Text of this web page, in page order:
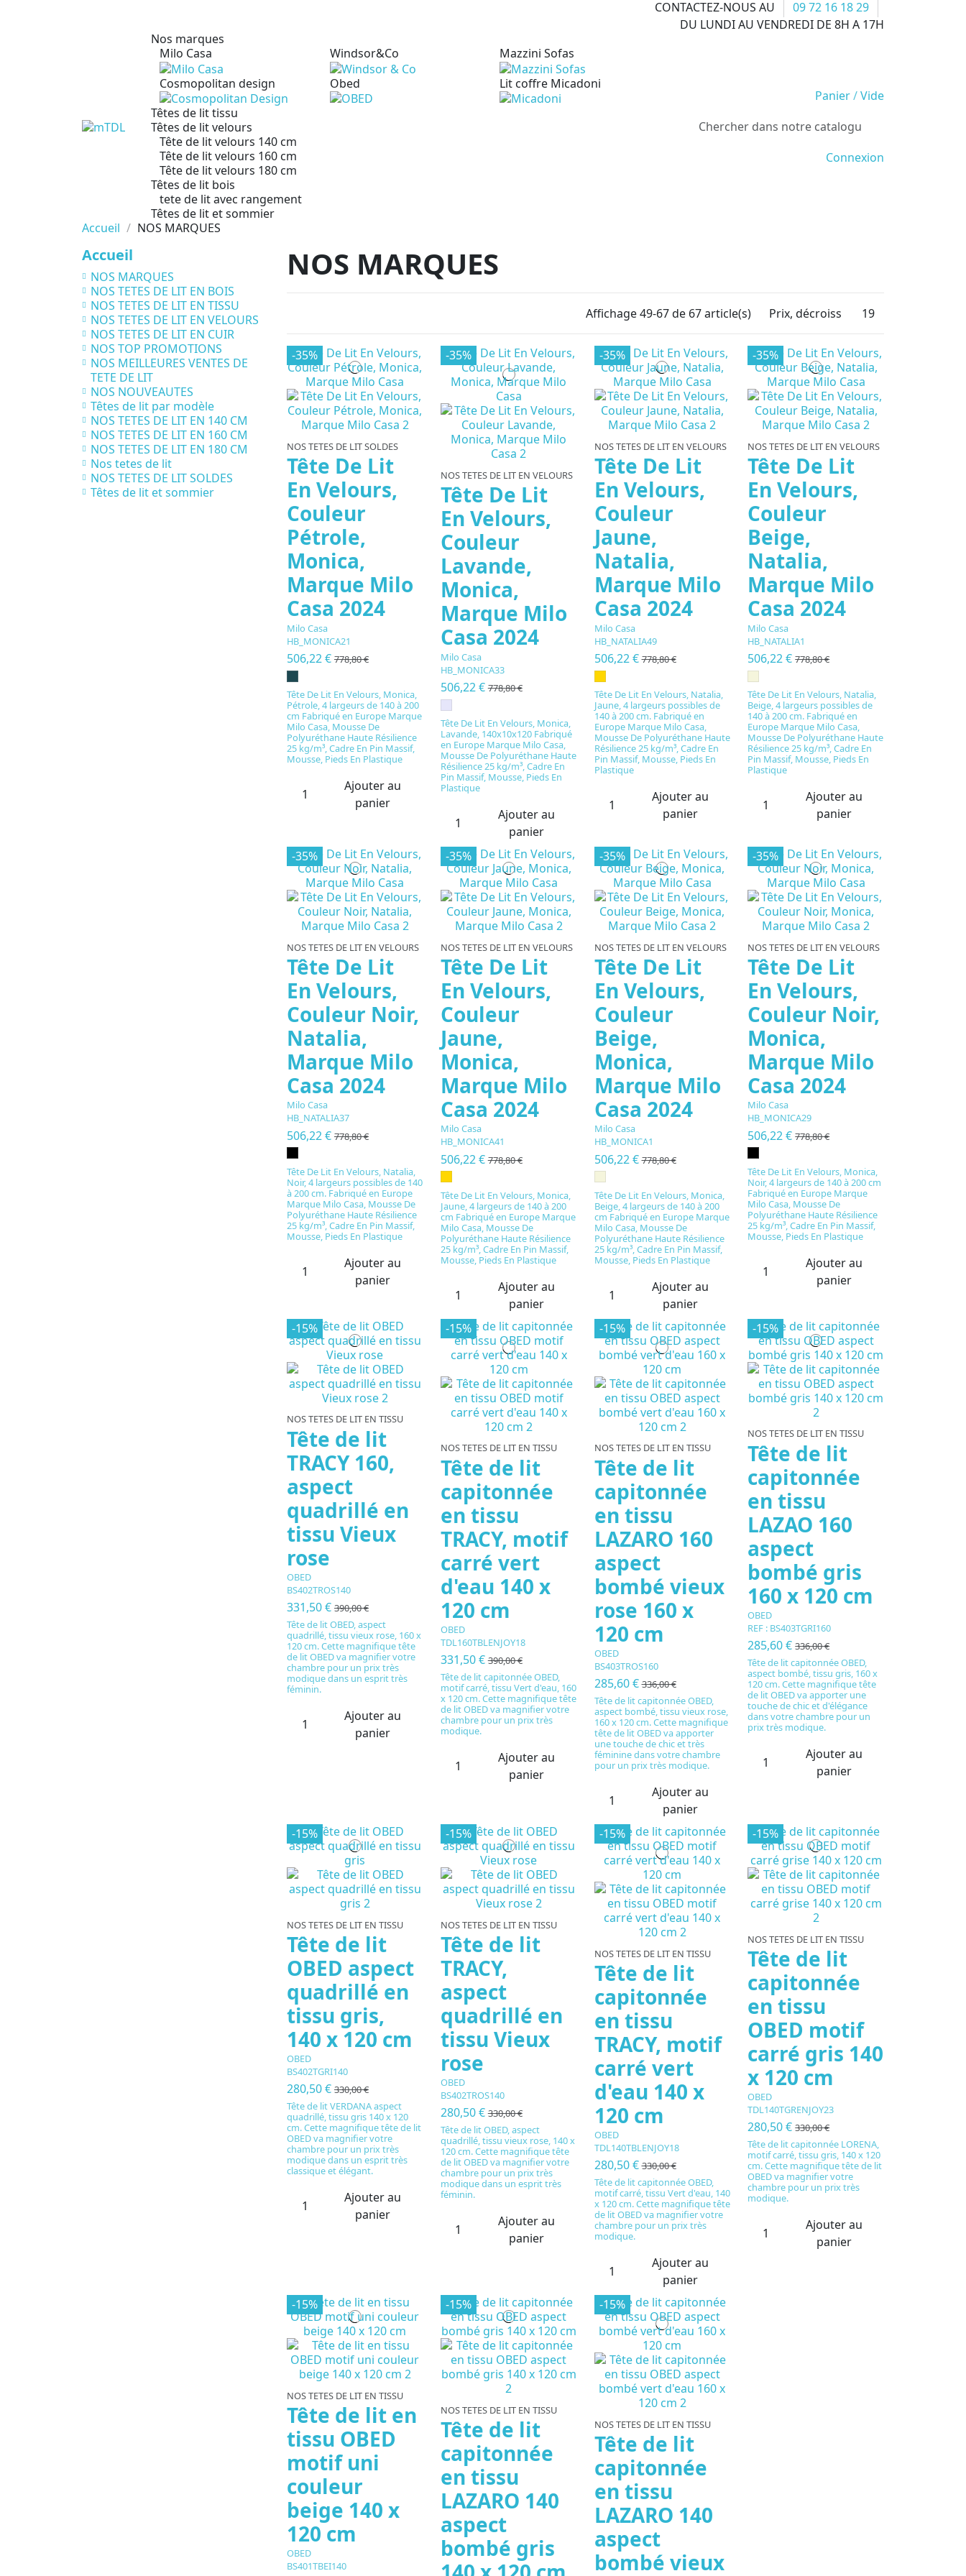
CONTACTEZ-NOUS AU
09 72 16 18 29
DU LUNDI AU VENDREDI DE 8H A 17H
Nos marques
Milo Casa
Windsor&Co
Mazzini Sofas
Cosmopolitan design
Obed
Lit coffre Micadoni
Têtes de lit tissu
Têtes de lit velours
Tête de lit velours 140 cm
Tête de lit velours 160 cm
Tête de lit velours 180 cm
Têtes de lit bois
tete de lit avec rangement
Têtes de lit et sommier
Panier/Vide
Connexion
Accueil NOS MARQUES
NOS MARQUES
Affichage 49-67 de 67 article(s) Prix, décroissant 19
-35%
NOS TETES DE LIT SOLDES
Tête De Lit
En Velours,
Couleur
Pétrole,
Monica,
Marque Milo
Casa 2024
Milo Casa
HB_MONICA21
506,22 € 778,80 €
Tête De Lit En Velours, Monica,
Pétrole, 4 largeurs de 140 à 200
cm Fabriqué en Europe Marque
Milo Casa, Mousse De
Polyuréthane Haute Résilience
25 kg/m³, Cadre En Pin Massif,
Mousse, Pieds En Plastique
Ajouter au
panier
-35%
NOS TETES DE LIT EN VELOURS
Tête De Lit
En Velours,
Couleur
Lavande,
Monica,
Marque Milo
Casa 2024
Milo Casa
HB_MONICA33
506,22 €778,80 €
Tête De Lit En Velours, Monica,
Lavande, 140x10x120 Fabriqué
en Europe Marque Milo Casa,
Mousse De Polyuréthane Haute
Résilience 25 kg/m³, Cadre En
Pin Massif, Mousse, Pieds En
Plastique
Ajouter au
panier
-35%
NOS TETES DE LIT EN VELOURS
Tête De Lit
En Velours,
Couleur
Jaune,
Natalia,
Marque Milo
Casa 2024
Milo Casa
HB_NATALIA49
506,22 €778,80 €
Tête De Lit En Velours, Natalia,
Jaune, 4 largeurs possibles de
140 à 200 cm. Fabriqué en
Europe Marque Milo Casa,
Mousse De Polyuréthane Haute
Résilience 25 kg/m³, Cadre En
Pin Massif, Mousse, Pieds En
Plastique
Ajouter au
panier
-35%
NOS TETES DE LIT EN VELOURS
Tête De Lit
En Velours,
Couleur
Beige,
Natalia,
Marque Milo
Casa 2024
Milo Casa
HB_NATALIA1
506,22 €778,80 €
Tête De Lit En Velours, Natalia,
Beige, 4 largeurs possibles de
140 à 200 cm. Fabriqué en
Europe Marque Milo Casa,
Mousse De Polyuréthane Haute
Résilience 25 kg/m³, Cadre En
Pin Massif, Mousse, Pieds En
Plastique
Ajouter au
panier
-35%
NOS TETES DE LIT EN VELOURS
Tête De Lit
En Velours,
Couleur Noir,
Natalia,
Marque Milo
Casa 2024
Milo Casa
HB_NATALIA37
506,22 € 778,80 €
Tête De Lit En Velours, Natalia,
Noir, 4 largeurs possibles de 140
à 200 cm. Fabriqué en Europe
Marque Milo Casa, Mousse De
Polyuréthane Haute Résilience
25 kg/m³, Cadre En Pin Massif,
Mousse, Pieds En Plastique
Ajouter au
panier
-35%
NOS TETES DE LIT EN VELOURS
Tête De Lit
En Velours,
Couleur
Jaune,
Monica,
Marque Milo
Casa 2024
Milo Casa
HB_MONICA41
506,22 €778,80 €
Tête De Lit En Velours, Monica,
Jaune, 4 largeurs de 140 à 200
cm Fabriqué en Europe Marque
Milo Casa, Mousse De
Polyuréthane Haute Résilience
25 kg/m³, Cadre En Pin Massif,
Mousse, Pieds En Plastique
Ajouter au
panier
-35%
NOS TETES DE LIT EN VELOURS
Tête De Lit
En Velours,
Couleur
Beige,
Monica,
Marque Milo
Casa 2024
Milo Casa
HB_MONICA1
506,22 €778,80 €
Tête De Lit En Velours, Monica,
Beige, 4 largeurs de 140 à 200
cm Fabriqué en Europe Marque
Milo Casa, Mousse De
Polyuréthane Haute Résilience
25 kg/m³, Cadre En Pin Massif,
Mousse, Pieds En Plastique
Ajouter au
panier
-35%
NOS TETES DE LIT EN VELOURS
Tête De Lit
En Velours,
Couleur Noir,
Monica,
Marque Milo
Casa 2024
Milo Casa
HB_MONICA29
506,22 €778,80 €
Tête De Lit En Velours, Monica,
Noir, 4 largeurs de 140 à 200 cm
Fabriqué en Europe Marque
Milo Casa, Mousse De
Polyuréthane Haute Résilience
25 kg/m³, Cadre En Pin Massif,
Mousse, Pieds En Plastique
Ajouter au
panier
-15%
NOS TETES DE LIT EN TISSU
Tête de lit
TRACY 160,
aspect
quadrillé en
tissu Vieux
rose
OBED
BS402TROS140
331,50 € 390,00 €
Tête de lit OBED, aspect
quadrillé, tissu vieux rose, 160 x
120 cm. Cette magnifique tête
de lit OBED va magnifier votre
chambre pour un prix très
modique dans un esprit très
féminin.
Ajouter au
panier
-15%
NOS TETES DE LIT EN TISSU
Tête de lit
capitonnée
en tissu
TRACY, motif
carré vert
d'eau 140 x
120 cm
OBED
TDL160TBLENJOY18
331,50 €390,00 €
Tête de lit capitonnée OBED,
motif carré, tissu Vert d'eau, 160
x 120 cm. Cette magnifique tête
de lit OBED va magnifier votre
chambre pour un prix très
modique.
Ajouter au
panier
-15%
NOS TETES DE LIT EN TISSU
Tête de lit
capitonnée
en tissu
LAZARO 160
aspect
bombé vieux
rose 160 x
120 cm
OBED
BS403TROS160
285,60 €336,00 €
Tête de lit capitonnée OBED,
aspect bombé, tissu vieux rose,
160 x 120 cm. Cette magnifique
tête de lit OBED va apporter
une touche de chic et très
féminine dans votre chambre
pour un prix très modique.
Ajouter au
panier
-15%
NOS TETES DE LIT EN TISSU
Tête de lit
capitonnée
en tissu
LAZAO 160
aspect
bombé gris
160 x 120 cm
OBED
REF : BS403TGRI160
285,60 €336,00 €
Tête de lit capitonnée OBED,
aspect bombé, tissu gris, 160 x
120 cm. Cette magnifique tête
de lit OBED va apporter une
touche de chic et d'élégance
dans votre chambre pour un
prix très modique.
Ajouter au
panier
-15%
NOS TETES DE LIT EN TISSU
Tête de lit
OBED aspect
quadrillé en
tissu gris,
140 x 120 cm
OBED
BS402TGRI140
280,50 € 330,00 €
Tête de lit VERDANA aspect
quadrillé, tissu gris 140 x 120
cm. Cette magnifique tête de lit
OBED va magnifier votre
chambre pour un prix très
modique dans un esprit très
classique et élégant.
Ajouter au
panier
-15%
NOS TETES DE LIT EN TISSU
Tête de lit
TRACY,
aspect
quadrillé en
tissu Vieux
rose
OBED
BS402TROS140
280,50 €330,00 €
Tête de lit OBED, aspect
quadrillé, tissu vieux rose, 140 x
120 cm. Cette magnifique tête
de lit OBED va magnifier votre
chambre pour un prix très
modique dans un esprit très
féminin.
Ajouter au
panier
-15%
NOS TETES DE LIT EN TISSU
Tête de lit
capitonnée
en tissu
TRACY, motif
carré vert
d'eau 140 x
120 cm
OBED
TDL140TBLENJOY18
280,50 €330,00 €
Tête de lit capitonnée OBED,
motif carré, tissu Vert d'eau, 140
x 120 cm. Cette magnifique tête
de lit OBED va magnifier votre
chambre pour un prix très
modique.
Ajouter au
panier
-15%
NOS TETES DE LIT EN TISSU
Tête de lit
capitonnée
en tissu
OBED motif
carré gris 140
x 120 cm
OBED
TDL140TGRENJOY23
280,50 €330,00 €
Tête de lit capitonnée LORENA,
motif carré, tissu gris, 140 x 120
cm. Cette magnifique tête de lit
OBED va magnifier votre
chambre pour un prix très
modique.
Ajouter au
panier
-15%
NOS TETES DE LIT EN TISSU
Tête de lit en
tissu OBED
motif uni
couleur
beige 140 x
120 cm
OBED
BS401TBEI140
-15%
NOS TETES DE LIT EN TISSU
Tête de lit
capitonnée
en tissu
LAZARO 140
aspect
bombé gris
-15%
NOS TETES DE LIT EN TISSU
Tête de lit
capitonnée
en tissu
LAZARO 140
aspect
bombé vieux
Accueil
NOS MARQUES
NOS TETES DE LIT EN BOIS
NOS TETES DE LIT EN TISSU
NOS TETES DE LIT EN VELOURS
NOS TETES DE LIT EN CUIR
NOS TOP PROMOTIONS
NOS MEILLEURES VENTES DE
TETE DE LIT
NOS NOUVEAUTES
Têtes de lit par modèle
NOS TETES DE LIT EN 140 CM
NOS TETES DE LIT EN 160 CM
NOS TETES DE LIT EN 180 CM
Nos tetes de lit
NOS TETES DE LIT SOLDES
Têtes de lit et sommier